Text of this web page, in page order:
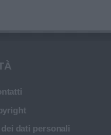
il nome della
dati personali